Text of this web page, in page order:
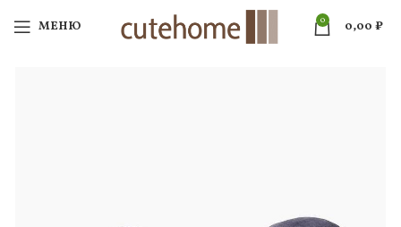
МЕНЮ 0 0,00 ₽